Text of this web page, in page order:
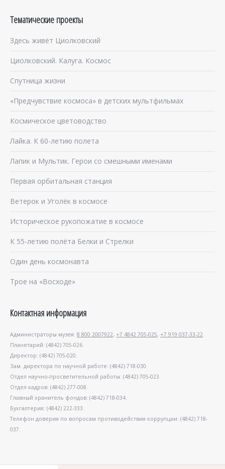
Тематические проекты
Здесь живёт Циолковский
Циолковский. Калуга. Космос
Спутница жизни
«Предчувствие космоса» в детских мультфильмах
Космическое цветоводство
Лайка. К 60-летию полета
Лапик и Мультик. Герои со смешными именами
Первая орбитальная станция
Ветерок и Уголёк в космосе
Историческое рукопожатие в космосе
К 55-летию полёта Белки и Стрелки
Один день космонавта
Трое на «Восходе»
Контактная информация
Администраторы музея: 8 800 2007922, +7 4842 705-025, +7 919 037-33-22.
Планетарий: (4842) 705-026.
Директор: (4842) 705-020.
Зам. директора по научной работе: (4842) 718-030.
Отдел научно-просветительной работы: (4842) 705-023.
Отдел кадров: (4842) 277-008.
Главный хранитель фондов: (4842) 718-034.
Бухгалтерия: (4842) 222-333.
Телефон доверия по вопросам противодействия коррупции: (4842) 718-
037.